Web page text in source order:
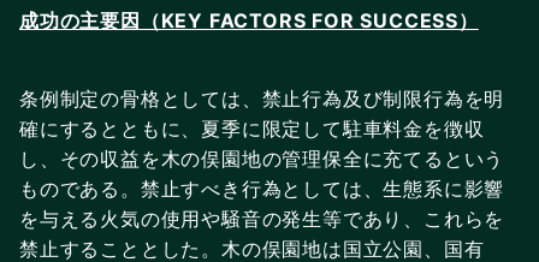
成功の主要因（KEY FACTORS FOR SUCCESS）
条例制定の骨格としては、禁止行為及び制限行為を明
確にするとともに、夏季に限定して駐車料金を徴収
し、その収益を木の俣園地の管理保全に充てるという
ものである。禁止すべき行為としては、生態系に影響
を与える火気の使用や騒音の発生等であり、これらを
禁止することとした。木の俣園地は国立公園、国有